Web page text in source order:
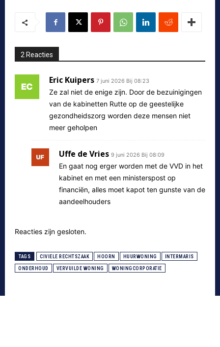
2 Reacties
Eric Kuipers 7 juni 2026 Bij 08:23
Ze zal niet de enige zijn. Door de bezuinigingen
van de kabinetten Rutte op de geestelijke
gezondheidszorg worden deze mensen niet
meer geholpen
Uffe de Vries 9 juni 2026 Bij 08:09
En gaat nog erger worden met de VVD in het
kabinet en met een ministerspost op
financiën, alles moet kapot ten gunste van de
aandeelhouders
Reacties zijn gesloten.
TAGS CIVIELE RECHTSZAAK HOORN HUURWONING INTERMARIS
ONDERHOUD VERVUILDE WONING WONINGCORPORATIE